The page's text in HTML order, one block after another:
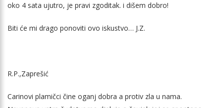
oko 4 sata ujutro, je pravi zgoditak. i dišem dobro!
Biti će mi drago ponoviti ovo iskustvo… J.Z.
R.P.,Zaprešić
Carinovi plamičci čine oganj dobra a protiv zla u nama.